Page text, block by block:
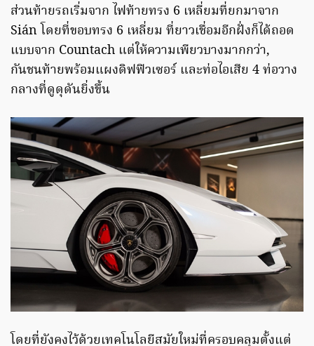
ส่วนท้ายรถเริ่มจาก ไฟท้ายทรง 6 เหลี่ยมที่ยกมาจาก
Sián โดยที่ขอบทรง 6 เหลี่ยม ที่ยาวเชื่อมอีกฝั่งก็ได้ถอด
แบบจาก Countach แต่ให้ความเพียวบางมากกว่า,
กันชนท้ายพร้อมแผงดิฟฟิวเซอร์ และท่อไอเสีย 4 ท่อวาง
กลางที่ดูดุดันยิ่งขึ้น
โดยที่ยังคงไว้ด้วยเทคโนโลยีสมัยใหม่ที่ครอบคลุมตั้งแต่